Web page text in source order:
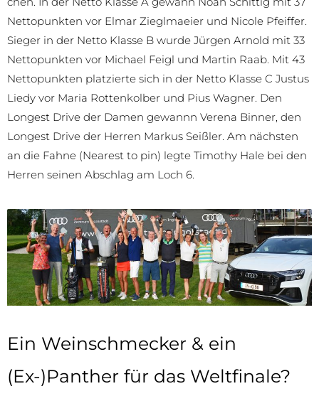
Nettopunkten vor Elmar Zieglmaeier und Nicole Pfeiffer.
Sieger in der Netto Klasse B wurde Jürgen Arnold mit 33
Nettopunkten vor Michael Feigl und Martin Raab. Mit 43
Nettopunkten platzierte sich in der Netto Klasse C Justus
Liedy vor Maria Rottenkolber und Pius Wagner. Den
Longest Drive der Damen gewannn Verena Binner, den
Longest Drive der Herren Markus Seißler. Am nächsten
an die Fahne (Nearest to pin) legte Timothy Hale bei den
Herren seinen Abschlag am Loch 6.
Ein Weinschmecker & ein
(Ex-)Panther für das Weltfinale?